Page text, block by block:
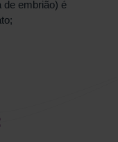
de embrião) é